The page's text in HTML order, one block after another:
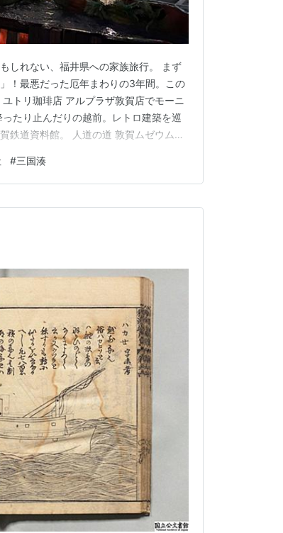
しれない、福井県への家族旅行。 まず
！最悪だった厄年まわりの3年間。この
トリ珈琲店 アルプラザ敦賀店でモーニ
たり止んだりの越前。レトロ建築を巡
鉄道資料館。 人道の道 敦賀ムゼウム
はちと重いねと、妻と言い訳しあって断
族は雨と睡…
#三国湊